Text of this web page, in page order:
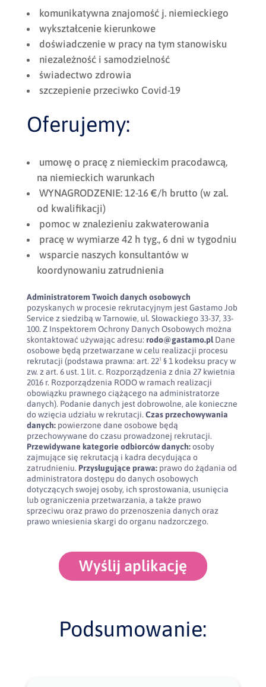
komunikatywna znajomość j. niemieckiego
wykształcenie kierunkowe
doświadczenie w pracy na tym stanowisku
niezależność i samodzielność
świadectwo zdrowia
szczepienie przeciwko Covid-19
Oferujemy:
umowę o pracę z niemieckim pracodawcą,
na niemieckich warunkach
WYNAGRODZENIE: 12-16 €/h brutto (w zal.
od kwalifikacji)
pomoc w znalezieniu zakwaterowania
pracę w wymiarze 42 h tyg., 6 dni w tygodniu
wsparcie naszych konsultantów w
koordynowaniu zatrudnienia
Administratorem Twoich danych osobowych
pozyskanych w procesie rekrutacyjnym jest Gastamo Job
Service z siedzibą w Tarnowie, ul. Słowackiego 33-37, 33-
100. Z Inspektorem Ochrony Danych Osobowych można
skontaktować używając adresu: rodo@gastamo.plDane
osobowe będą przetwarzane w celu realizacji procesu
rekrutacji (podstawa prawna: art. 22¹ § 1 kodeksu pracy w
zw. z art. 6 ust. 1 lit. c. Rozporządzenia z dnia 27 kwietnia
2016 r. Rozporządzenia RODO w ramach realizacji
obowiązku prawnego ciążącego na administratorze
danych). Podanie danych jest dobrowolne, ale konieczne
do wzięcia udziału w rekrutacji. Czas przechowywania
danych:powierzone dane osobowe będą
przechowywane do czasu prowadzonej rekrutacji.
Przewidywane kategorie odbiorców danych:osoby
zajmujące się rekrutacją i kadra decydująca o
zatrudnieniu. Przysługujące prawa:prawo do żądania od
administratora dostępu do danych osobowych
dotyczących swojej osoby, ich sprostowania, usunięcia
lub ograniczenia przetwarzania, a także prawo
sprzeciwu oraz prawo do przenoszenia danych oraz
prawo wniesienia skargi do organu nadzorczego.
Wyślij aplikację
Podsumowanie: